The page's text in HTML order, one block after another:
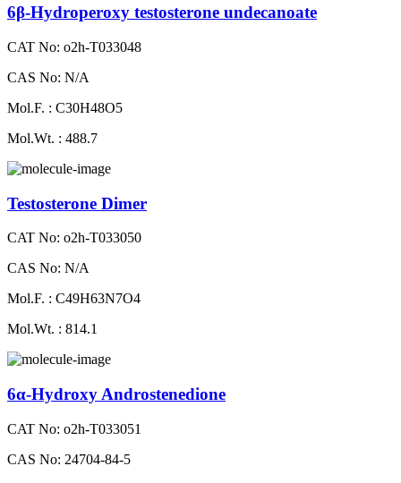
6β-Hydroperoxy testosterone undecanoate
CAT No: o2h-T033048
CAS No: N/A
Mol.F. : C30H48O5
Mol.Wt. : 488.7
Testosterone Dimer
CAT No: o2h-T033050
CAS No: N/A
Mol.F. : C49H63N7O4
Mol.Wt. : 814.1
6α-Hydroxy Androstenedione
CAT No: o2h-T033051
CAS No: 24704-84-5